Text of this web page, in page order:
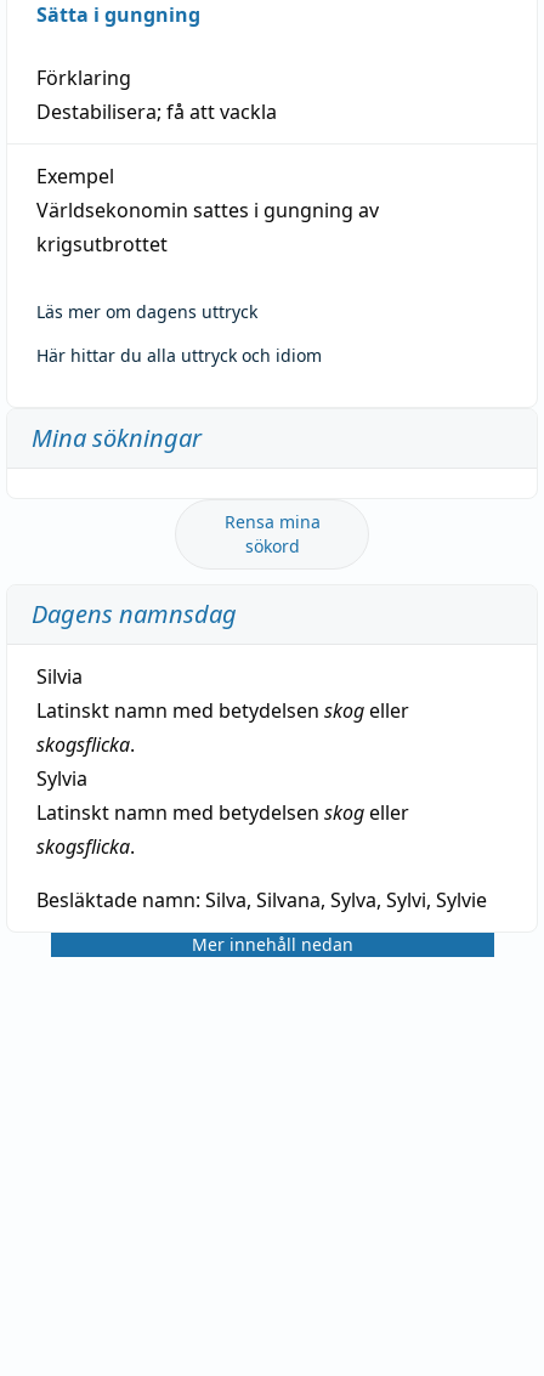
Sätta i gungning
Förklaring
Destabilisera; få att vackla
Exempel
Världsekonomin sattes i gungning av
krigsutbrottet
Läs mer om dagens uttryck
Här hittar du alla uttryck och idiom
Mina sökningar
Rensa mina
sökord
Dagens namnsdag
Silvia
Latinskt namn med betydelsen skogeller
skogsflicka.
Sylvia
Latinskt namn med betydelsen skogeller
skogsflicka.
Besläktade namn: Silva, Silvana, Sylva, Sylvi, Sylvie
Mer innehåll nedan